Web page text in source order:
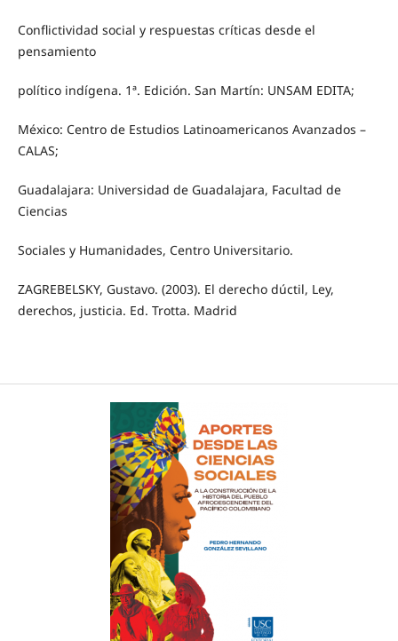
Conflictividad social y respuestas críticas desde el
pensamiento
político indígena. 1ª. Edición. San Martín: UNSAM EDITA;
México: Centro de Estudios Latinoamericanos Avanzados –
CALAS;
Guadalajara: Universidad de Guadalajara, Facultad de
Ciencias
Sociales y Humanidades, Centro Universitario.
ZAGREBELSKY, Gustavo. (2003). El derecho dúctil, Ley,
derechos, justicia. Ed. Trotta. Madrid